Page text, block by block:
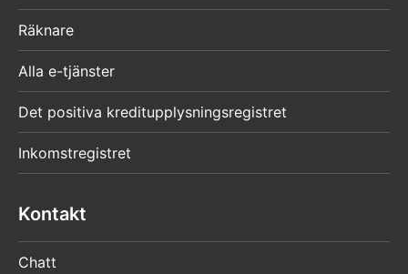
Räknare
Alla e-tjänster
Det positiva kreditupplysningsregistret
Inkomstregistret
Kontakt
Chatt